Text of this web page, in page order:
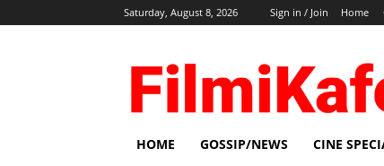
Saturday, August 8, 2026 Sign in / Join Home
HOME GOSSIP/NEWS CINE